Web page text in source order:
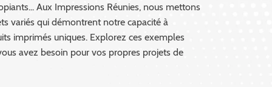
Aux Impressions Réunies, nous mettons
variés qui démontrent notre capacité à
imprimés uniques. Explorez ces exemples
avez besoin pour vos propres projets de